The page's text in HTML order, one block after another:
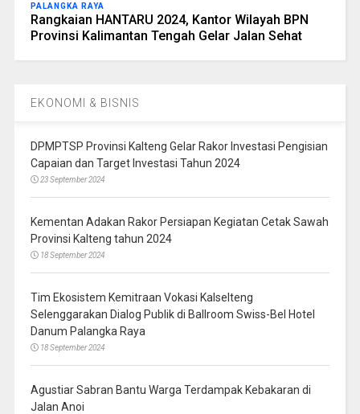
PALANGKA RAYA
Rangkaian HANTARU 2024, Kantor Wilayah BPN
Provinsi Kalimantan Tengah Gelar Jalan Sehat
EKONOMI & BISNIS
DPMPTSP Provinsi Kalteng Gelar Rakor Investasi Pengisian
Capaian dan Target Investasi Tahun 2024
23 September 2024
Kementan Adakan Rakor Persiapan Kegiatan Cetak Sawah
Provinsi Kalteng tahun 2024
18 September 2024
Tim Ekosistem Kemitraan Vokasi Kalselteng
Selenggarakan Dialog Publik di Ballroom Swiss-Bel Hotel
Danum Palangka Raya
18 September 2024
Agustiar Sabran Bantu Warga Terdampak Kebakaran di
Jalan Anoi